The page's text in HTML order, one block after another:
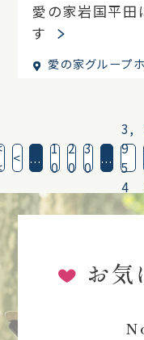
愛の家岩国平田
す
愛の家グループ
< ...
1
0
2
0
3
0
...
3,
9
5
4
お気